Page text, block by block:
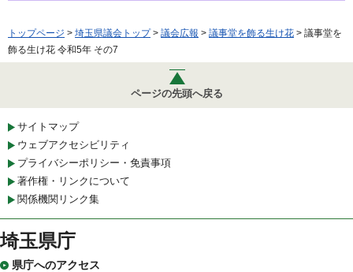
トップページ > 埼玉県議会トップ> 議会広報 > 議事堂を飾る生け花 > 議事堂を
飾る生け花 令和5年 その7
ページの先頭へ戻る
サイトマップ
ウェブアクセシビリティ
プライバシーポリシー・免責事項
著作権・リンクについて
関係機関リンク集
埼玉県庁
県庁へのアクセス